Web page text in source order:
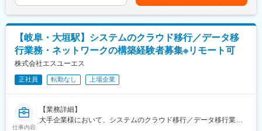
当社で「チラシ」掲載商品の管理や打合わせをお願いします。ク
ライアントの売りたい商品を正確にチラシにし、お客様の元へ情
報を届ける架け橋となる業務です。コツコツと積み重ねることが
得意な方を歓迎します。将来的には、クライアントの販促促進の
企画立案や実行などもお任せします。
※中途入社者が8割以上のため、中途入社のハンデは一切ありませ
ん！
変更の範囲：会社の定める業務
■賞与：年1回（前年度実績：1か月分）賃金はあくまでも目安の
金額であり、選考を通じて上下する可能性があります。月給(月額)
は固定手当を含めた表記です。
【岐阜・大垣駅】システムのクラウド移行／データ移
行業務・ネットワークの構築経験者募集※リモート可
株式会社エスユーエス
正社員 転勤なし 上場企業
仕事内容
【業務詳細】
大手企業様において、システムのクラウド移行／データ移行業務